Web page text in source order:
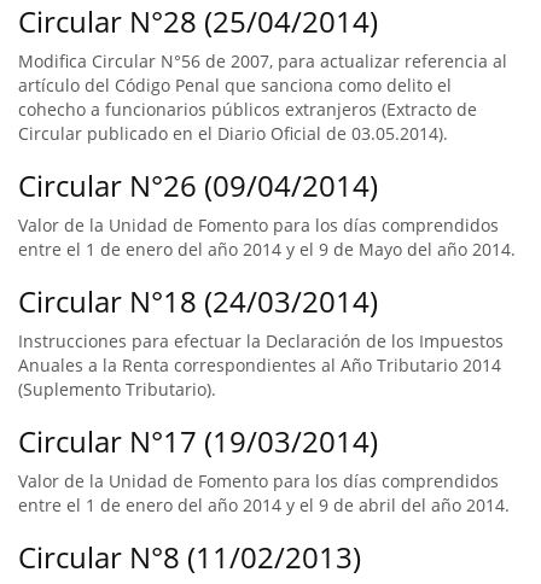
Circular N°28 (25/04/2014)
Modifica Circular N°56 de 2007, para actualizar referencia al
artículo del Código Penal que sanciona como delito el
cohecho a funcionarios públicos extranjeros (Extracto de
Circular publicado en el Diario Oficial de 03.05.2014).
Circular N°26 (09/04/2014)
Valor de la Unidad de Fomento para los días comprendidos
entre el 1 de enero del año 2014 y el 9 de Mayo del año 2014.
Circular N°18 (24/03/2014)
Instrucciones para efectuar la Declaración de los Impuestos
Anuales a la Renta correspondientes al Año Tributario 2014
(Suplemento Tributario).
Circular N°17 (19/03/2014)
Valor de la Unidad de Fomento para los días comprendidos
entre el 1 de enero del año 2014 y el 9 de abril del año 2014.
Circular N°8 (11/02/2013)